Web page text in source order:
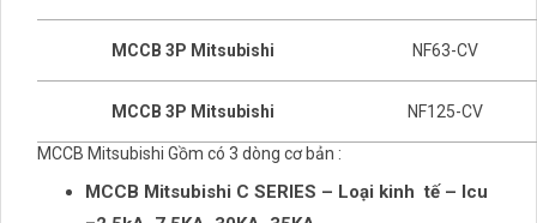
MCCB 3P Mitsubishi NF63-CV
MCCB 3P Mitsubishi NF125-CV
MCCB Mitsubishi Gồm có 3 dòng cơ bản :
MCCB Mitsubishi C SERIES – Loại kinh tế – Icu